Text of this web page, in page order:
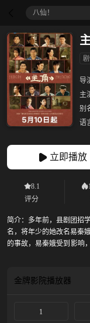
八仙！
导
主
别
语
立即播放
8.1
评分
简介： 多年前，县剧团招
名，将年少的她改名易秦
的事故，易秦娥受到影响
功。历经波折，她终于明
金牌影院播放器
1